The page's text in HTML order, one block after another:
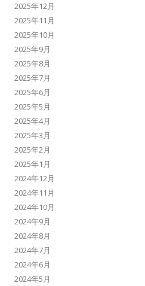
2025年12月
2025年11月
2025年10月
2025年9月
2025年8月
2025年7月
2025年6月
2025年5月
2025年4月
2025年3月
2025年2月
2025年1月
2024年12月
2024年11月
2024年10月
2024年9月
2024年8月
2024年7月
2024年6月
2024年5月